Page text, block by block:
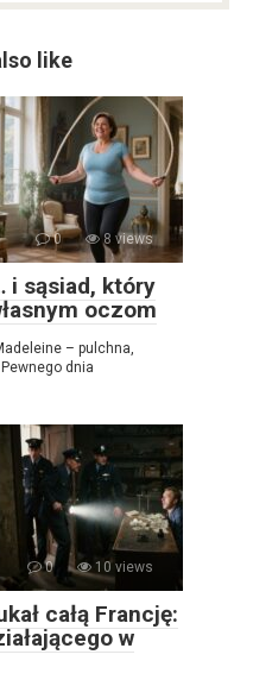
like
0 8 views
i sąsiad, który
oczom
– pulchna,
dnia
0 10 views
całą Francję:
w